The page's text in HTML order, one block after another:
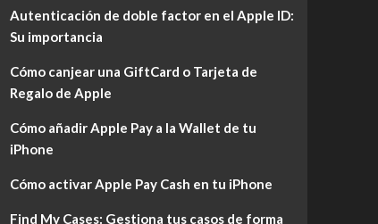
Autenticación de doble factor en el Apple ID:
Su importancia
Cómo canjear una GiftCard o Tarjeta de
Regalo de Apple
Cómo añadir Apple Pay a la Wallet de tu
iPhone
Cómo activar Apple Pay Cash en tu iPhone
Find My Cases: Gestiona tus casos de forma